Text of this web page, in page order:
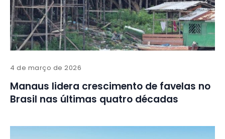
4 de março de 2026
Manaus lidera crescimento de favelas no
Brasil nas últimas quatro décadas